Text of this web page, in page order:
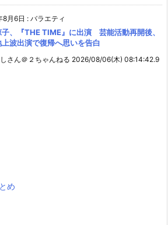
8月6日 : バラエティ
子、『THE TIME』に出演 芸能活動再開後、
波出演で復帰へ思いを告白
さん＠２ちゃんねる 2026/08/06(木) 08:14:42.9
め